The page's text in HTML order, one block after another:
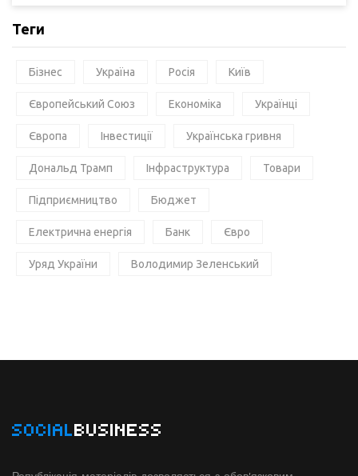
Теги
Бізнес Україна Росія Київ
Європейський Союз Економіка Українці
Європа Інвестиції Українська гривня
Дональд Трамп Інфраструктура Товари
Підприємництво Бюджет
Електрична енергія Банк Євро
Уряд України Володимир Зеленський
SOCIALBUSINESS